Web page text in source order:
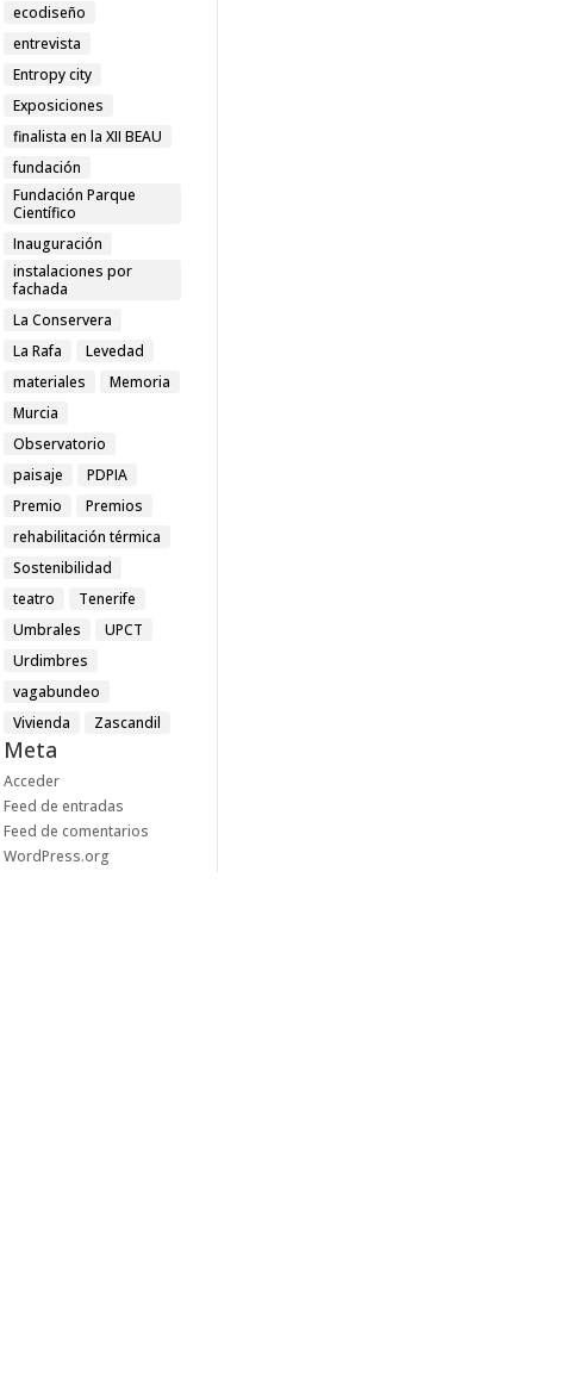
ecodiseño
entrevista
Entropy city
Exposiciones
finalista en la XII BEAU
fundación
Fundación Parque
Científico
Inauguración
instalaciones por
fachada
La Conservera
La Rafa
Levedad
materiales
Memoria
Murcia
Observatorio
paisaje
PDPIA
Premio
Premios
rehabilitación térmica
Sostenibilidad
teatro
Tenerife
Umbrales
UPCT
Urdimbres
vagabundeo
Vivienda
Zascandil
Meta
Acceder
Feed de entradas
Feed de comentarios
WordPress.org